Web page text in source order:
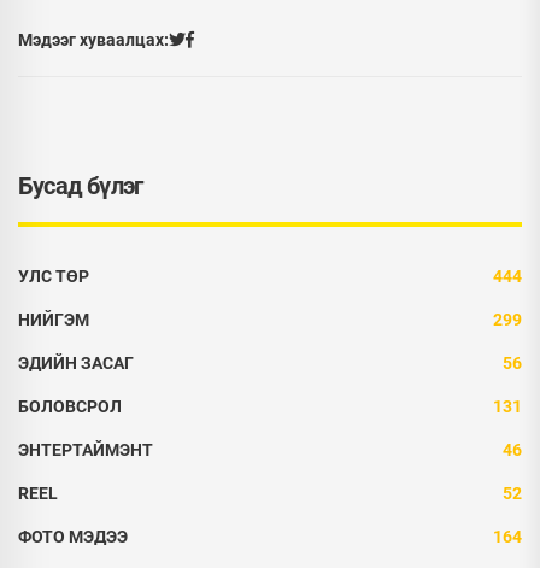
Мэдээг хуваалцах:
Бусад бүлэг
УЛС ТӨР 444
НИЙГЭМ 299
ЭДИЙН ЗАСАГ 56
БОЛОВСРОЛ 131
ЭНТЕРТАЙМЭНТ 46
REEL 52
ФОТО МЭДЭЭ 164